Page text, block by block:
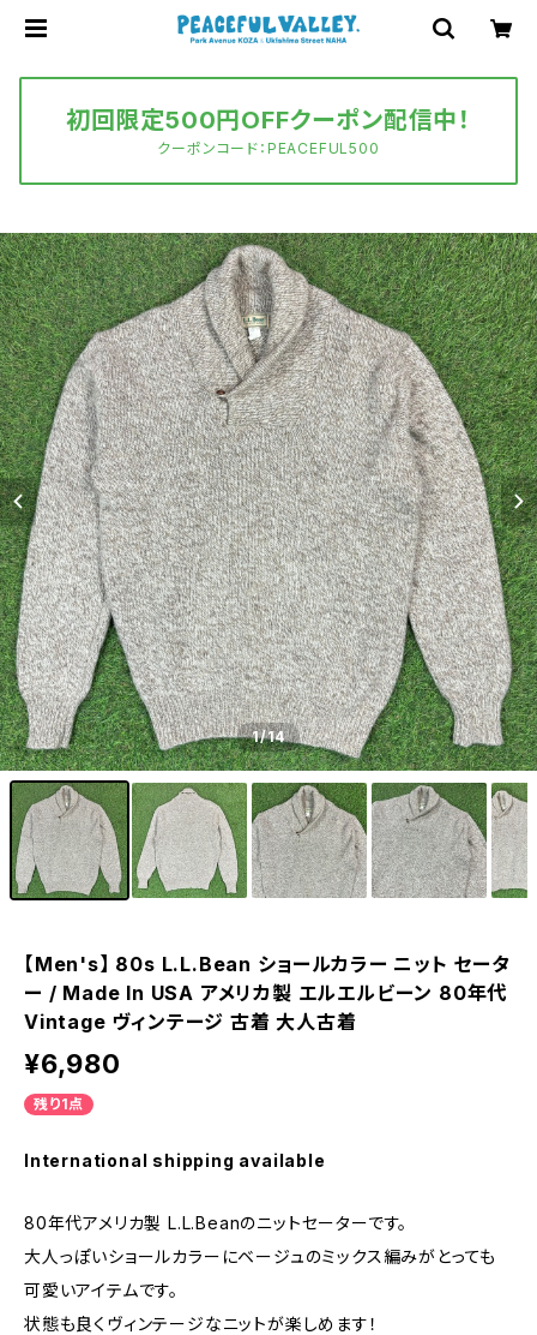
初回限定500円OFFクーポン配信中！
クーポンコード：PEACEFUL500
1/14
【Men's】 80s L.L.Bean ショールカラー ニット セータ
ー / Made In USA アメリカ製 エルエルビーン 80年代
Vintage ヴィンテージ 古着 大人古着
¥6,980
残り1点
International shipping available
80年代アメリカ製 L.L.Beanのニットセーターです。
大人っぽいショールカラーにベージュのミックス編みがとっても
可愛いアイテムです。
状態も良くヴィンテージなニットが楽しめます！